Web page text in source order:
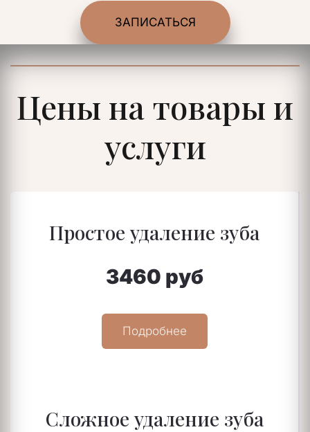
ЗАПИСАТЬСЯ
Цены на товары и
услуги
Простое удаление зуба
3460 руб
Подробнее
Сложное удаление зуба